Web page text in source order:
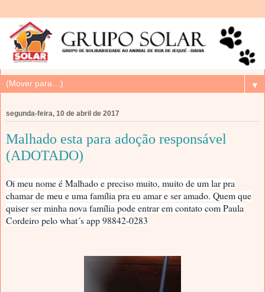
▼
segunda-feira, 10 de abril de 2017
Malhado esta para adoção responsável
(ADOTADO)
Oi meu nome é Malhado e preciso muito, muito de um lar pra
chamar de meu e uma família pra eu amar e ser amado. Quem que
quiser ser minha nova família pode entrar em contato com Paula
Cordeiro pelo what´s app 98842-0283